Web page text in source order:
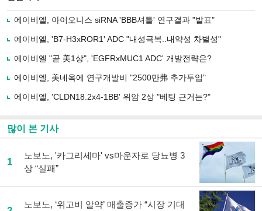
로
사
유
기
에이비엘, 아이오니스 siRNA 'BBB셔틀' 연구결과 "발표"
에이비엘, 'B7-H3xROR1' ADC "내성극복..내약성 차별성"
에이비엘 "곧 美1상", 'EGFRxMUC1 ADC' 개발전략은?
에이비엘, 美네옥에 연구개발비 "2500만弗 추가투입"
에이비엘, 'CLDN18.2x4-1BB' 위암 2상 "베팅 근거는?"
많이 본 기사
1
노보노, '카그리세마' vs마운자로 당뇨병 3
상 “실패”
노보노, ‘위고비 알약’ 매출증가 “시장 기대